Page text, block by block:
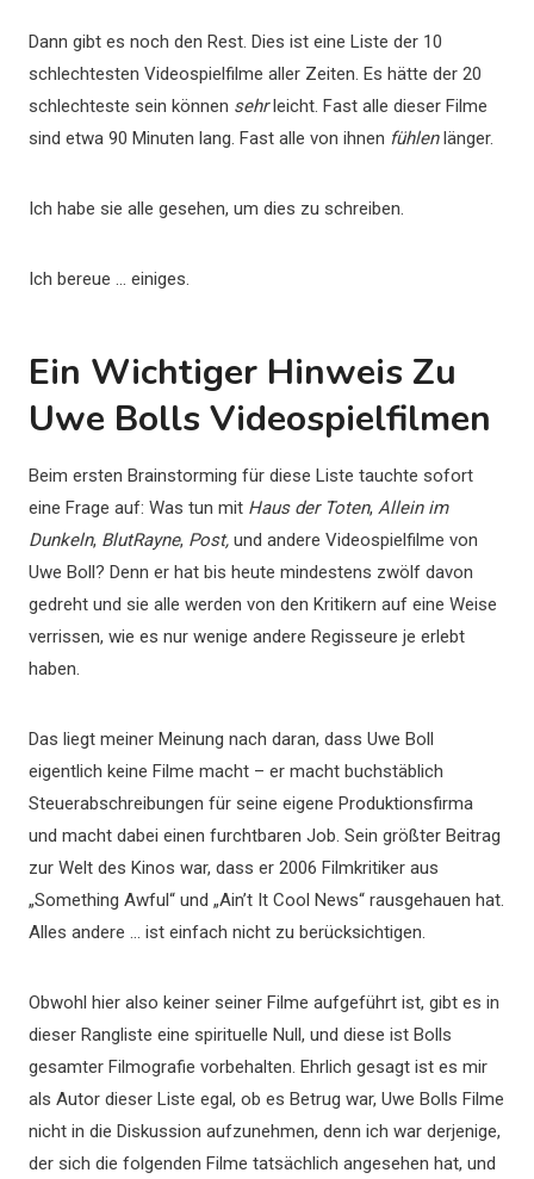
Dann gibt es noch den Rest. Dies ist eine Liste der 10
schlechtesten Videospielfilme aller Zeiten. Es hätte der 20
schlechteste sein können sehrleicht. Fast alle dieser Filme
sind etwa 90 Minuten lang. Fast alle von ihnen fühlenlänger.
Ich habe sie alle gesehen, um dies zu schreiben.
Ich bereue … einiges.
Ein Wichtiger Hinweis Zu
Uwe Bolls Videospielfilmen
Beim ersten Brainstorming für diese Liste tauchte sofort
eine Frage auf: Was tun mit Haus der Toten, Allein im
Dunkeln, BlutRayne, Post, und andere Videospielfilme von
Uwe Boll? Denn er hat bis heute mindestens zwölf davon
gedreht und sie alle werden von den Kritikern auf eine Weise
verrissen, wie es nur wenige andere Regisseure je erlebt
haben.
Das liegt meiner Meinung nach daran, dass Uwe Boll
eigentlich keine Filme macht – er macht buchstäblich
Steuerabschreibungen für seine eigene Produktionsfirma
und macht dabei einen furchtbaren Job. Sein größter Beitrag
zur Welt des Kinos war, dass er 2006 Filmkritiker aus
„Something Awful“ und „Ain’t It Cool News“ rausgehauen hat.
Alles andere … ist einfach nicht zu berücksichtigen.
Obwohl hier also keiner seiner Filme aufgeführt ist, gibt es in
dieser Rangliste eine spirituelle Null, und diese ist Bolls
gesamter Filmografie vorbehalten. Ehrlich gesagt ist es mir
als Autor dieser Liste egal, ob es Betrug war, Uwe Bolls Filme
nicht in die Diskussion aufzunehmen, denn ich war derjenige,
der sich die folgenden Filme tatsächlich angesehen hat, und